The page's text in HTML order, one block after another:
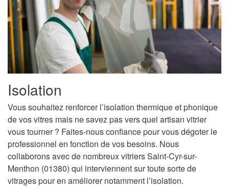
Isolation
Vous souhaitez renforcer l’isolation thermique et phonique
de vos vitres mais ne savez pas vers quel artisan vitrier
vous tourner ? Faites-nous confiance pour vous dégoter le
professionnel en fonction de vos besoins. Nous
collaborons avec de nombreux vitriers Saint-Cyr-sur-
Menthon (01380) qui interviennent sur toute sorte de
vitrages pour en améliorer notamment l’isolation.